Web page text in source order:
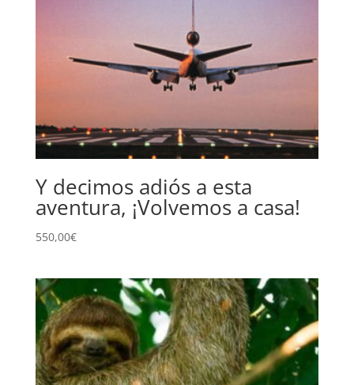
Y decimos adiós a esta
aventura, ¡Volvemos a casa!
550,00€